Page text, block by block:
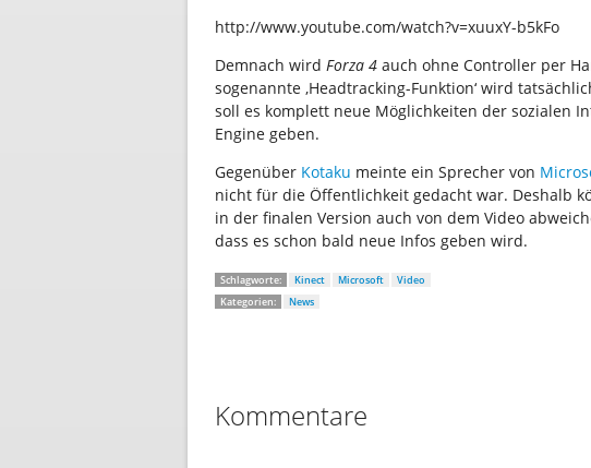
http://www.youtube.com/watch?v=xuuxY-b5kFo
Demnach wird Forza 4 auch ohne Controller per
sogenannte ‚Headtracking-Funktion‘ wird
soll es komplett neue Möglichkeiten der sozialen
Engine geben.
Gegenüber Kotaku meinte ein Sprecher von
nicht für die Öffentlichkeit gedacht war. Deshalb
in der finalen Version auch von dem Video
dass es schon bald neue Infos geben wird.
Schlagworte: Kinect Microsoft
Video
Kategorien:
News
Kommentare